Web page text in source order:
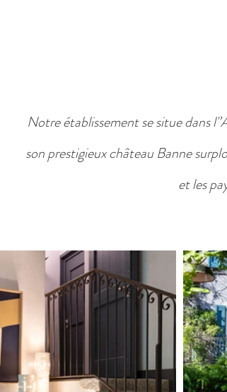
Notre établissement se situe dans
son prestigieux château Banne
et les